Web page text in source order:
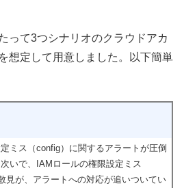
って3つシナリオのクラウドアカ
想定して用意しました。以下簡単
ミス（config）に関するアラートが圧倒
いで、IAMロールの権限設定ミス
見が、アラートへの対応が追いついてい